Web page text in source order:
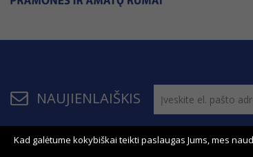
NAUJIENLAIŠKIS
© 2011 - 2026, KPPAR . Visos teisės saugomos.
Kad galėtume kokybiškai teikti paslaugas Jums, mes